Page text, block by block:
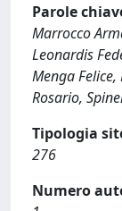
Parole
Marrocco
Leonardis
Menga
Rosario,
Tipologia
276
Numero